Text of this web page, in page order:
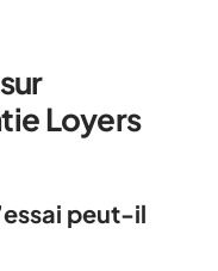
Loyers
peut-il